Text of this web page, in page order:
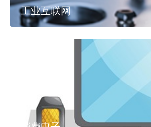
工业互联网